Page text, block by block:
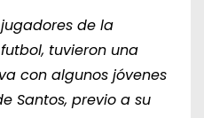
de la
tuvieron una
con algunos jóvenes
Santos, previo a su